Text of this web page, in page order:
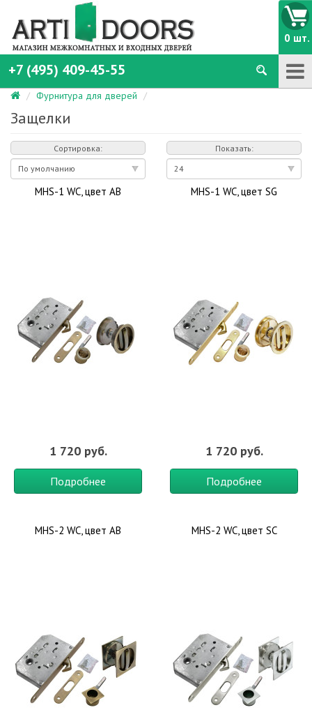
+7 (495) 409-45-55
0 шт.
Фурнитура для дверей
Защелки
Сортировка: Показать:
MHS-1 WC, цвет AB
1 720 руб.
Подробнее
MHS-1 WC, цвет SG
1 720 руб.
Подробнее
MHS-2 WC, цвет AB MHS-2 WC, цвет SC